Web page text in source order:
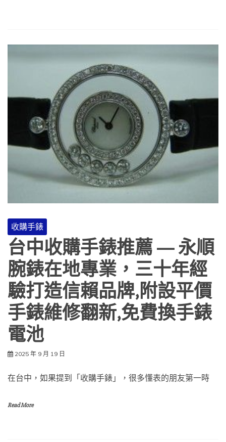
收購手錶
台中收購手錶推薦 — 永順
腕錶在地專業，三十年經
驗打造信賴品牌,附設平價
手錶維修翻新,免費換手錶
電池
2025 年 9 月 19 日
在台中，如果提到「收購手錶」，很多懂表的朋友第一時
Read More